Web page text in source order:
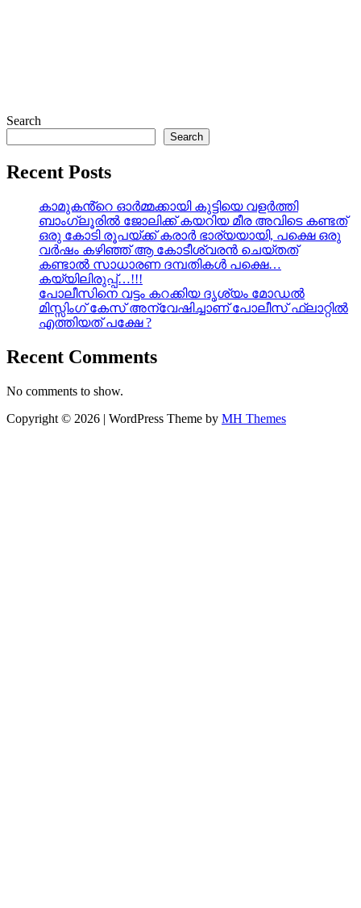
Search
Search
Recent Posts
കാമുകൻ്റെ ഓർമ്മക്കായി കുട്ടിയെ വളർത്തി
ബാംഗ്ലൂരിൽ ജോലിക്ക് കയറിയ മീര അവിടെ കണ്ടത്
ഒരു കോടി രൂപയ്ക്ക് കരാർ ഭാര്യയായി, പക്ഷെ ഒരു
വർഷം കഴിഞ്ഞ് ആ കോടീശ്വരൻ ചെയ്തത്
കണ്ടാൽ സാധാരണ ദമ്പതികൾ പക്ഷെ…
കയ്യിലിരുപ്പ്…!!!
പോലീസിനെ വട്ടം കറക്കിയ ദൃശ്യം മോഡല്‍
മിസ്സിംഗ് കേസ് അന്വേഷിച്ചാണ് പോലീസ് ഫ്ലാറ്റിൽ
എത്തിയത് പക്ഷേ ?
Recent Comments
No comments to show.
Copyright © 2026 | WordPress Theme by MH Themes